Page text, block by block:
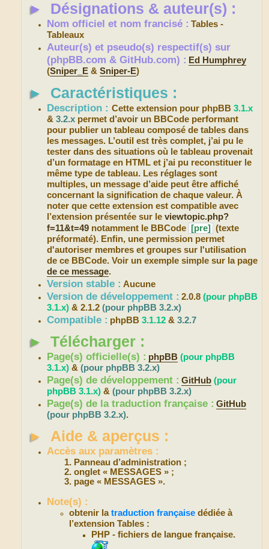
► Désignations & auteur(s) :
Nom officiel et nom francisé : Tables -
Tableaux
Auteur(s) et pseudo(s) respectif(s) sur
(phpBB.com & GitHub.com) : Ed Humphrey
(Sniper_E &Sniper-E)
► Caractéristiques :
Description :Cette extension pour phpBB3.1.x
&3.2.x permet d’avoir un BBCode performant
pour publier un tableau composé de tables dans
les messages. L’outil est très complet, j’ai pu le
tester dans des situations où le tableau provenait
d’un formatage en HTML et j’ai pu reconstituer le
même type de tableau. Les réglages sont
multiples, un message d’aide peut être affiché
concernant la signification de chaque valeur. À
noter que cette extension est compatible avec
l’extension présentée sur leviewtopic.php?
f=11&t=49 notamment le BBCode [pre]
(texte
préformaté). Enfin, une permission permet
d'autoriser membres et groupes sur l'utilisation
de ce BBCode. Voir un exemple simple sur la page
de ce message.
Version stable : Aucune
Version de développement : 2.0.8(pour phpBB
3.1.x) & 2.1.2(pour phpBB 3.2.x)
Compatible : phpBB3.1.12 &3.2.7
► Télécharger :
Page(s) officielle(s) : phpBB (pour phpBB
3.1.x) &(pour phpBB 3.2.x)
Page(s) de développement : GitHub (pour
phpBB 3.1.x) &(pour phpBB 3.2.x)
Page(s) de la traduction française : GitHub
(pour phpBB 3.2.x).
► Aide & aperçus :
Accès aux paramètres :
Panneau d’administration ;
onglet « MESSAGES » ;
page « MESSAGES ».
Note(s) :
obtenir latraduction française dédiée à
l’extension Tables :
PHP - fichiers de langue française.